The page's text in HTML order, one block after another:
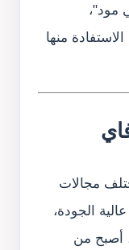
مود"،
منها
مجالات
الجودة،
أصبح من